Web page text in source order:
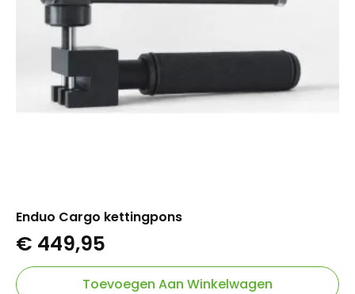
Enduo Cargo kettingpons
€ 449,95
Toevoegen Aan Winkelwagen